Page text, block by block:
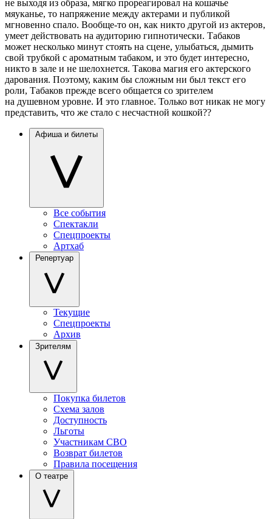
не выходя из образа, мягко прореагировал на кошачье
мяуканье, то напряжение между актерами и публикой
мгновенно спало. Вообще-то он, как никто другой из актеров,
умеет действовать на аудиторию гипнотически. Табаков
может несколько минут стоять на сцене, улыбаться, дымить
свой трубкой с ароматным табаком, и это будет интересно,
никто в зале и не шелохнется. Такова магия его актерского
дарования. Поэтому, каким бы сложным ни был текст его
роли, Табаков прежде всего общается со зрителем
на душевном уровне. И это главное. Только вот никак не могу
представить, что же стало с несчастной кошкой??
Афиша и билеты
Все события
Спектакли
Спецпроекты
Артхаб
Репертуар
Текущие
Спецпроекты
Архив
Зрителям
Покупка билетов
Схема залов
Доступность
Льготы
Участникам СВО
Возврат билетов
Правила посещения
О театре